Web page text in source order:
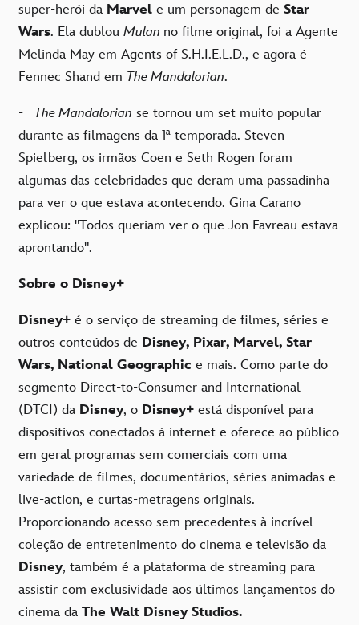
super-herói da Marvel e um personagem de Star
Wars. Ela dublou Mulan no filme original, foi a Agente
Melinda May em Agents of S.H.I.E.L.D., e agora é
Fennec Shand em The Mandalorian.
- The Mandalorian se tornou um set muito popular
durante as filmagens da 1ª temporada. Steven
Spielberg, os irmãos Coen e Seth Rogen foram
algumas das celebridades que deram uma passadinha
para ver o que estava acontecendo. Gina Carano
explicou: "Todos queriam ver o que Jon Favreau estava
aprontando".
Sobre o Disney+
Disney+ é o serviço de streaming de filmes, séries e
outros conteúdos de Disney, Pixar, Marvel, Star
Wars, National Geographic e mais. Como parte do
segmento Direct-to-Consumer and International
(DTCI) da Disney, o Disney+ está disponível para
dispositivos conectados à internet e oferece ao público
em geral programas sem comerciais com uma
variedade de filmes, documentários, séries animadas e
live-action, e curtas-metragens originais.
Proporcionando acesso sem precedentes à incrível
coleção de entretenimento do cinema e televisão da
Disney, também é a plataforma de streaming para
assistir com exclusividade aos últimos lançamentos do
cinema da The Walt Disney Studios.